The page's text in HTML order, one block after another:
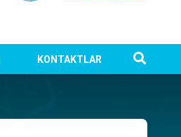
KONTAKTLAR